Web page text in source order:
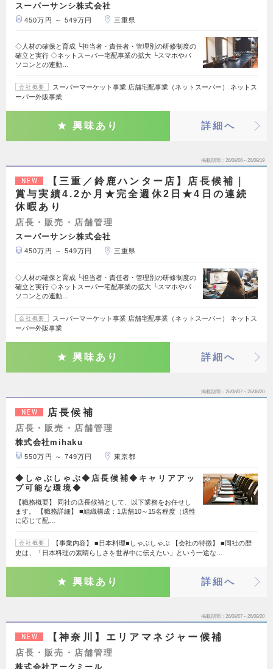
スーパーサンシ株式会社
450万円 ～ 549万円 三重県
◇人材の確保と育成 └担当者・責任者・管理別の研修制度の
確立と実行 ◇ネットスーパー宅配事業の拡大 └スマホやパ
ソコンとの連動…
会社概要
スーパーマーケット事業 店舗宅配事業（ネットスーパー） ネットス
ーパー外販事業
興味あり 詳細へ
掲載期間 26/08/06～26/08/19
NEW
【三重／鈴鹿ハンター店】店長候補｜
賞与実績4.2か月★完全週休2日★4日の連続
休暇あり
店長・販売・店舗管理
スーパーサンシ株式会社
450万円 ～ 549万円 三重県
◇人材の確保と育成 └担当者・責任者・管理別の研修制度の
確立と実行 ◇ネットスーパー宅配事業の拡大 └スマホやパ
ソコンとの連動…
会社概要
スーパーマーケット事業 店舗宅配事業（ネットスーパー） ネットス
ーパー外販事業
興味あり 詳細へ
掲載期間 26/08/07～26/08/20
NEW 店長候補
店長・販売・店舗管理
株式会社mihaku
550万円 ～ 749万円 東京都
◆しゃぶしゃぶ◆店長候補◆キャリアアッ
プ可能な環境◆
【職務概要】 同社の店長候補として、以下業務をお任せし
ます。 【職務詳細】 ■組織構成：1店舗10～15名程度（適性
に応じて配…
会社概要
【事業内容】 ■日本料理■しゃぶしゃぶ 【会社の特徴】 ■同社の歴
史は、「日本料理の素晴らしさを世界中に伝えたい」という一途な…
興味あり 詳細へ
掲載期間 26/08/07～26/08/20
NEW 【神奈川】エリアマネジャー候補
店長・販売・店舗管理
株式会社アークミール